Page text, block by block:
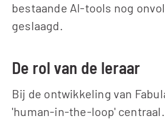
bestaande AI-tools nog
geslaagd.
De rol van de leraar
Bij de ontwikkeling van
'human-in-the-loop' centraal.